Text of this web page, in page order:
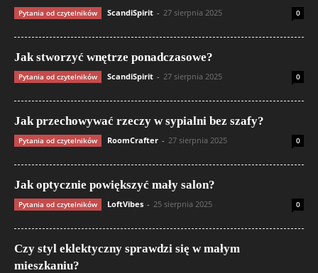
Pytania od czytelników ScandiSpirit - 27 sierpnia 2025 0
Jak stworzyć wnętrze ponadczasowe?
Pytania od czytelników ScandiSpirit - 27 sierpnia 2025 0
Jak przechowywać rzeczy w sypialni bez szafy?
Pytania od czytelników RoomCrafter - 27 sierpnia 2025 0
Jak optycznie powiększyć mały salon?
Pytania od czytelników LoftVibes - 25 sierpnia 2025 0
Czy styl eklektyczny sprawdzi się w małym
mieszkaniu?